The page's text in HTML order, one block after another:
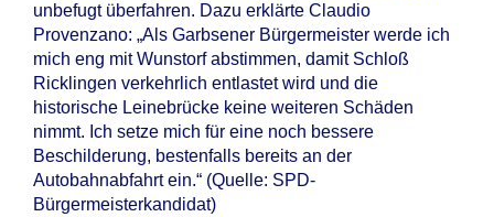
unbefugt überfahren. Dazu erklärte Claudio
Provenzano: „Als Garbsener Bürgermeister werde ich
mich eng mit Wunstorf abstimmen, damit Schloß
Ricklingen verkehrlich entlastet wird und die
historische Leinebrücke keine weiteren Schäden
nimmt. Ich setze mich für eine noch bessere
Beschilderung, bestenfalls bereits an der
Autobahnabfahrt ein.“ (Quelle: SPD-
Bürgermeisterkandidat)